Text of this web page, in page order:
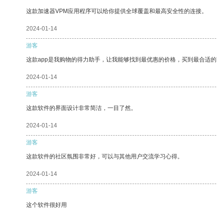
这款加速器VPM应用程序可以给你提供全球覆盖和最高安全性的连接。
2024-01-14
游客
这款app是我购物的得力助手，让我能够找到最优惠的价格，买到最合适
2024-01-14
游客
这款软件的界面设计非常简洁，一目了然。
2024-01-14
游客
这款软件的社区氛围非常好，可以与其他用户交流学习心得。
2024-01-14
游客
这个软件很好用